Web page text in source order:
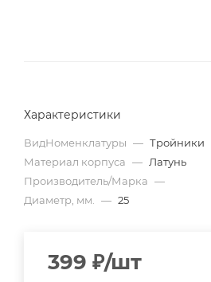
Характеристики
ВидНоменклатуры — Тройники
Материал корпуса — Латунь
Производитель/Марка —
Диаметр, мм.
— 25
399 ₽/шт